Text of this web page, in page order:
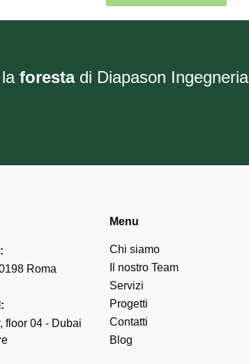
forestadi Diapason Ingegneria
:
Roma
:
floor 04 - Dubai
Menu
Chi siamo
Il nostro Team
Servizi
Progetti
Contatti
Blog